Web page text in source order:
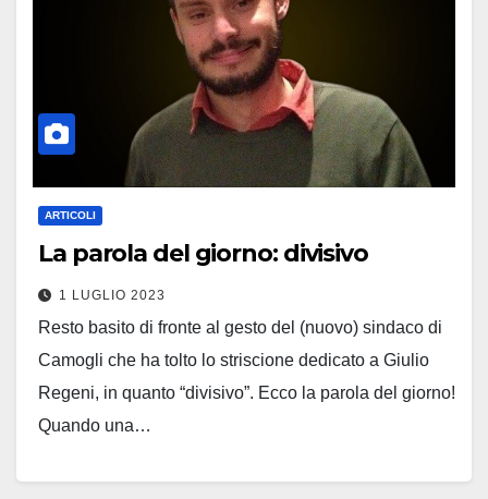
ARTICOLI
La parola del giorno: divisivo
1 LUGLIO 2023
Resto basito di fronte al gesto del (nuovo) sindaco di
Camogli che ha tolto lo striscione dedicato a Giulio
Regeni, in quanto “divisivo”. Ecco la parola del giorno!
Quando una…